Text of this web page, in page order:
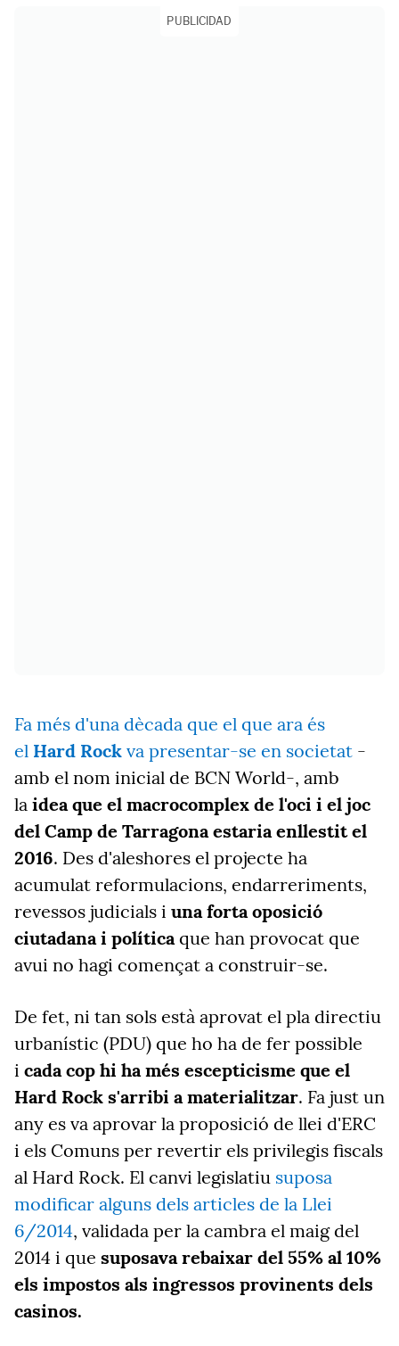
PUBLICIDAD
Fa més d'una dècada que el que ara és
el Hard Rock va presentar-se en societat -
amb el nom inicial de BCN World-, amb
la idea que el macrocomplex de l'oci i el joc
del Camp de Tarragona estaria enllestit el
2016. Des d'aleshores el projecte ha
acumulat reformulacions, endarreriments,
revessos judicials i una forta oposició
ciutadana i políticaque han provocat que
avui no hagi començat a construir-se.
De fet, ni tan sols està aprovat el pla directiu
urbanístic (PDU) que ho ha de fer possible
i cada cop hi ha més escepticisme que el
Hard Rock s'arribi a materialitzar. Fa just un
any es va aprovar la proposició de llei d'ERC
i els Comuns per revertir els privilegis fiscals
al Hard Rock. El canvi legislatiu suposa
modificar alguns dels articles de la Llei
6/2014, validada per la cambra el maig del
2014 i que suposava rebaixar del 55% al 10%
els impostos als ingressos provinents dels
casinos.